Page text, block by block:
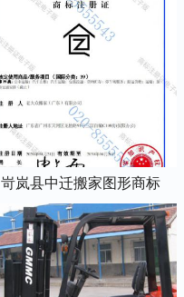
岢岚县中迁搬家图形商标